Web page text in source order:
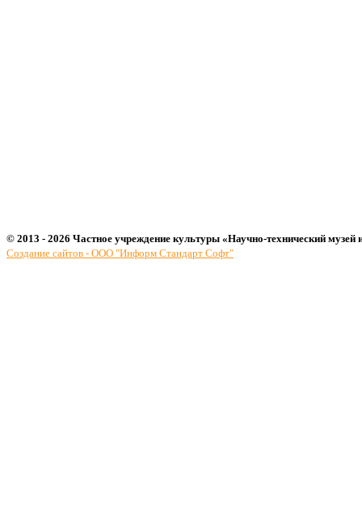
© 2013 - 2026 Частное учреждение культуры «Научно-технический музей
Создание сайтов - ООО "Информ Стандарт Софт"